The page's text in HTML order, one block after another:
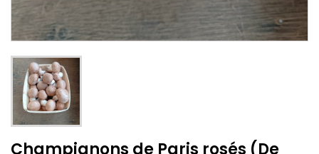
Champignons de Paris rosés (De